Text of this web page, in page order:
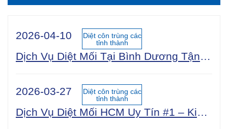
2026-04-10
Diệt côn trùng các
tỉnh thành
Dịch Vụ Diệt Mối Tại Bình Dương Tận Gốc 100% An Toàn Sinh Học | Công Ty Uy Tín Năm 2025
2026-03-27
Diệt côn trùng các
tỉnh thành
Dịch Vụ Diệt Mối HCM Uy Tín #1 – Kiểm Tra Miễn Phí 24/7, Bảo Hành 5 Năm